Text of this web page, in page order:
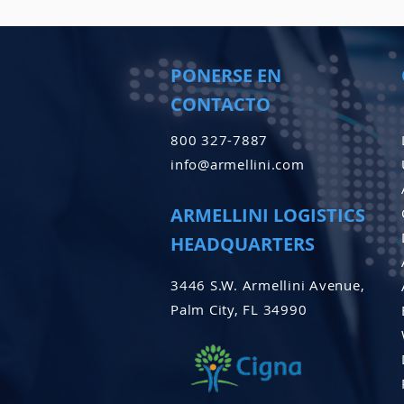
PONERSE EN
CONTACTO
800 327-7887
info@armellini.com
ARMELLINI LOGISTICS
HEADQUARTERS
3446 S.W. Armellini Avenue,
Palm City, FL 34990